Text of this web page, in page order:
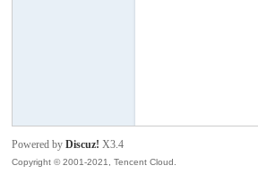
Powered byDiscuz! X3.4
Copyright © 2001-2021, Tencent Cloud.